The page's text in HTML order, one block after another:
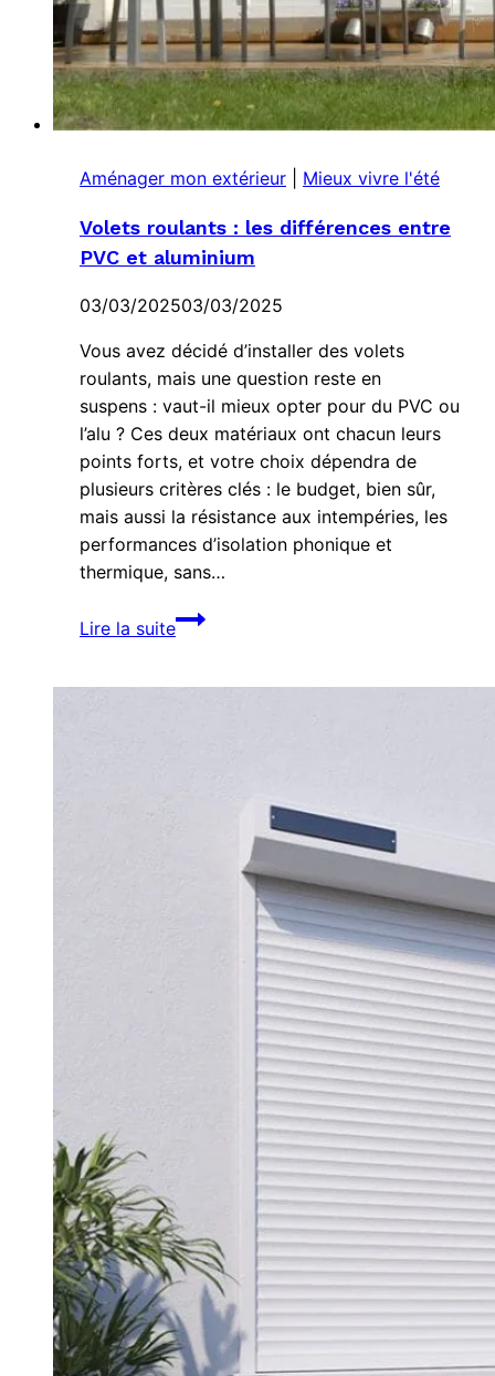
Aménager mon extérieur Mieux vivre l'été
Volets roulants : les différences entre
PVC et aluminium
03/03/202503/03/2025
Vous avez décidé d’installer des volets
roulants, mais une question reste en
suspens : vaut-il mieux opter pour du PVC ou
l’alu ? Ces deux matériaux ont chacun leurs
points forts, et votre choix dépendra de
plusieurs critères clés : le budget, bien sûr,
mais aussi la résistance aux intempéries, les
performances d’isolation phonique et
thermique, sans…
Lire la suite
Volets
roulants :